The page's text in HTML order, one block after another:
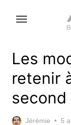
Les
retenir
second
Jérémie 5